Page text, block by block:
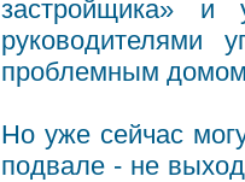
застройщика» и
руководителями
проблемным
Но уже сейчас
подвале - не